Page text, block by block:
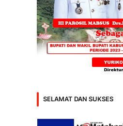
SELAMAT DAN SUKSES